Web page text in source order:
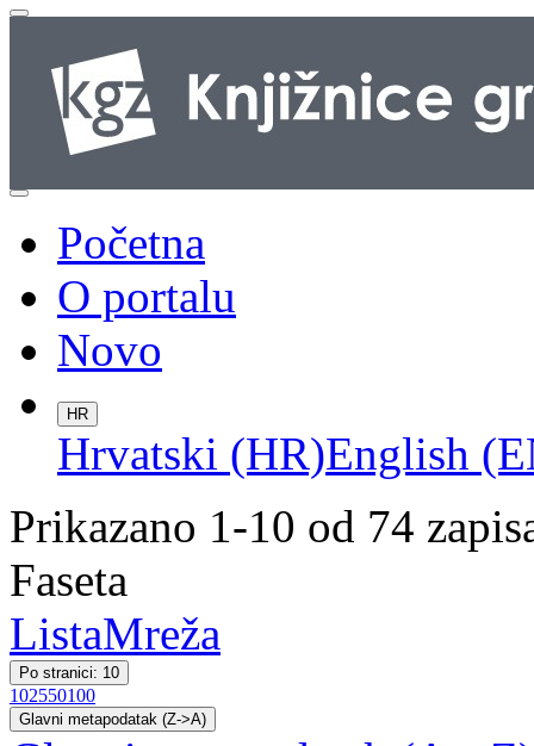
Početna
O portalu
Novo
HR
Hrvatski (HR)English
Prikazano 1-10 od 74
Faseta
ListaMreža
Po stranici: 10
102550100
Glavni metapodatak (Z->A)